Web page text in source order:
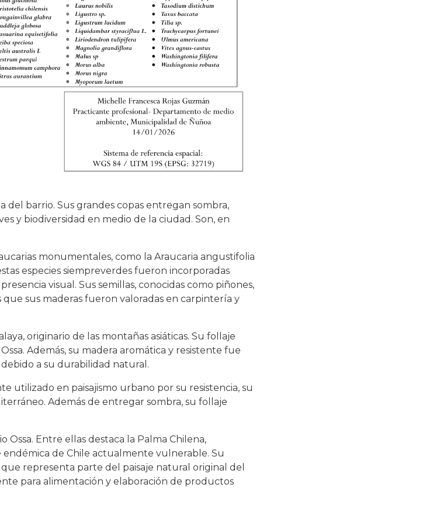
del barrio. Sus grandes copas entregan sombra,
y biodiversidad en medio de la ciudad. Son, en
monumentales, como la Araucaria angustifolia
especies siempreverdes fueron incorporadas
visual. Sus semillas, conocidas como piñones,
sus maderas fueron valoradas en carpintería y
originario de las montañas asiáticas. Su follaje
Además, su madera aromática y resistente fue
a su durabilidad natural.
utilizado en paisajismo urbano por su resistencia, su
Además de entregar sombra, su follaje
Ossa. Entre ellas destaca la Palma Chilena,
de Chile actualmente vulnerable. Su
representa parte del paisaje natural original del
para alimentación y elaboración de productos